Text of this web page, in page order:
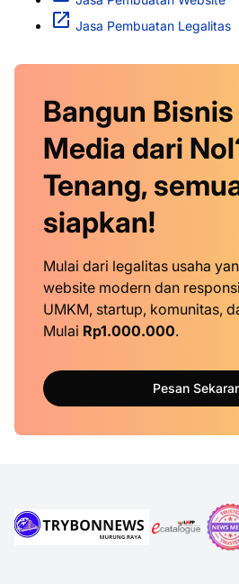
Jasa Pembuatan Legalitas
Bangun
Media dari
Tenang,
siapkan!
Mulai dari legalitas usaha
website modern dan
UMKM, startup, komunitas,
Mulai Rp1.000.000.
Pesan